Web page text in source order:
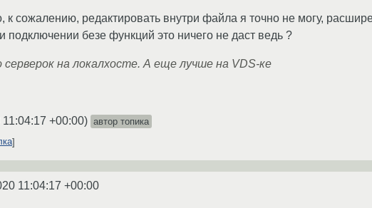
к сожалению, редактировать внутри файла я точно не могу,
подключении безе функций это ничего не даст ведь ?
серверок на локалхосте. А еще лучше на VDS-ке
+00:00) автор топика
11:04:17 +00:00